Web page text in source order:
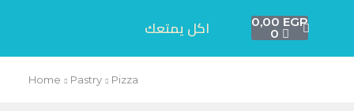
اكل يمتعك 0,00 EGP
0
Home Pastry Pizza